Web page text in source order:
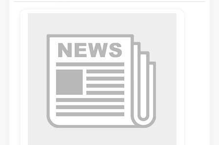
Ваше имя и фамилия
Ваш номер телефона